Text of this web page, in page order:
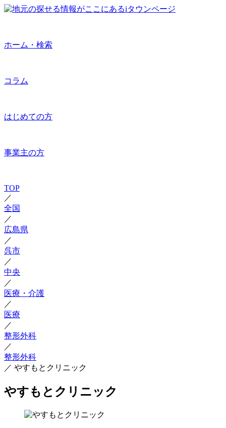
ホーム・検索
コラム
はじめての方
事業主の方
TOP
／
全国
／
広島県
／
呉市
／
中央
／
医療・介護
／
医療
／
整形外科
／
整形外科
／ やすもとクリニック
やすもとクリニック